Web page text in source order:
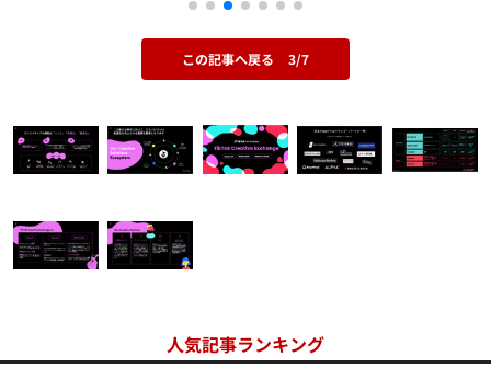
この記事へ戻る 3/7
人気記事ランキング